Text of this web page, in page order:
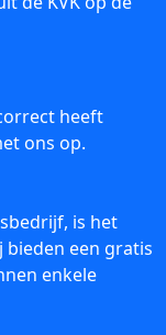
heeft
ons op.
is het
bieden een gratis
enkele